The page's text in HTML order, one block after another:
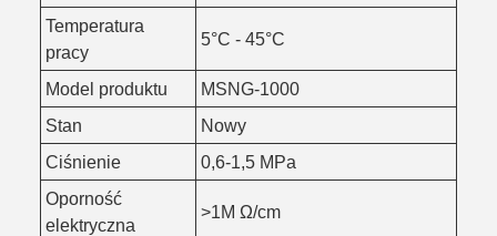
Temperatura
pracy
5°C - 45°C
Model produktu
MSNG-1000
Stan
Nowy
Ciśnienie
0,6-1,5 MPa
Oporność
elektryczna
>1M Ω/cm